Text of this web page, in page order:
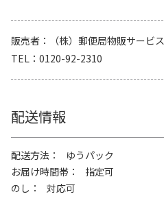
販売者
（株）郵便局物販サービス
TEL
0120-92-2310
配送情報
配送方法
ゆうパック
お届け時間帯
指定可
のし
対応可